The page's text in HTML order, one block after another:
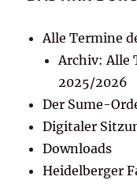
Alle Termine
Archiv: Alle
2025/2026
Der Sume-
Digitaler
Downloads
Heidelberger